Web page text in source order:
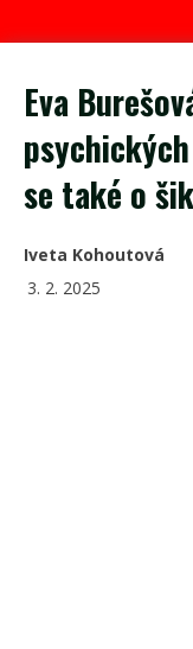
Eva
se také o
Iveta Kohoutová
3. 2. 2025